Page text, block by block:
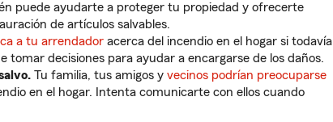
puede ayudarte a proteger tu propiedad y ofrecerte
de artículos salvables.
a tu arrendador acerca del incendio en el hogar si todavía
tomar decisiones para ayudar a encargarse de los daños.
Tu familia, tus amigos y vecinos podrían preocuparse
en el hogar. Intenta comunicarte con ellos cuando